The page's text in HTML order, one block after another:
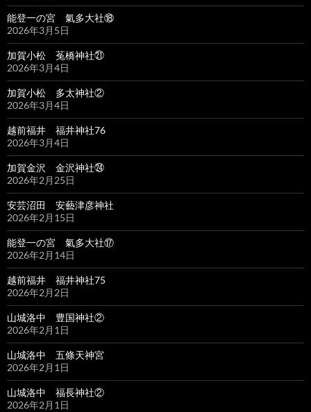
能登一の宮 氣多大社⑱
2026年3月5日
加賀小松 菟橋神社㉑
2026年3月4日
加賀小松 多太神社②
2026年3月4日
越前福井 福井神社76
2026年3月4日
加賀金沢 金沢神社㉔
2026年2月25日
安芸沼田 安藝津彦神社
2026年2月15日
能登一の宮 氣多大社⑰
2026年2月14日
越前福井 福井神社75
2026年2月2日
山城洛中 豊国神社②
2026年2月1日
山城洛中 五條天神宮
2026年2月1日
山城洛中 福長神社②
2026年2月1日